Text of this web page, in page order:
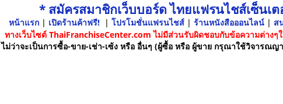
* สมัครสมาชิกเว็บบอร์ด ไทยแฟรนไชส์เซ็นเต
หน้าแรก| เปิดร้านค้าฟรี! | โปรโมชั่นแฟรนไชส์ | ร้านหนังสือออนไลน์ | ส
ทางเว็บไซต์ ThaiFranchiseCenter.com ไม่มีส่วนรับผิดชอบกับข้อความต่างๆ
ไม่ว่าจะเป็นการซื้อ-ขาย-เช่า-เซ้ง หรือ อื่นๆ (ผู้ซื้อ หรือ ผู้ขาย กรุณาใช้วิจารณ